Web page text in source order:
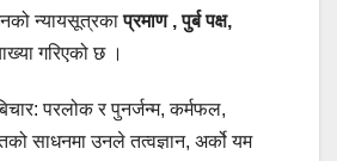
न्यायसूत्रकाप्रमाण , पुर्ब पक्ष,
गरिएको छ ।
परलोक र पुनर्जन्म, कर्मफल,
साधनमा उनले तत्वज्ञान, अर्को यम